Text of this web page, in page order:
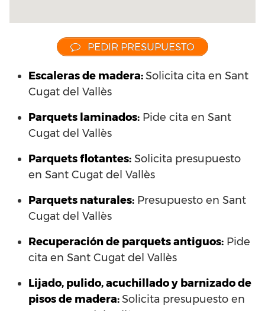
PEDIR PRESUPUESTO
Escaleras de madera:Solicita cita en Sant
Cugat del Vallès
Parquets laminados: Pide cita en Sant
Cugat del Vallès
Parquets flotantes: Solicita presupuesto
en Sant Cugat del Vallès
Parquets naturales: Presupuesto en Sant
Cugat del Vallès
Recuperación de parquets antiguos: Pide
cita en Sant Cugat del Vallès
Lijado, pulido, acuchillado y barnizado de
pisos de madera:Solicita presupuesto en